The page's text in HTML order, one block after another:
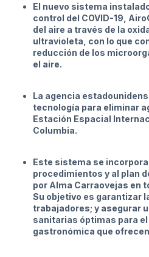
El nuevo sistema
control del COVID-19,
del aire a través de la
ultravioleta, con lo que
reducción de los
el aire.
La agencia
tecnología para eliminar
Estación Espacial
Columbia.
Este sistema se
procedimientos y al plan
por Alma Carraovejas en
Su objetivo es garantizar
trabajadores; y asegurar
sanitarias óptimas para
gastronómica que